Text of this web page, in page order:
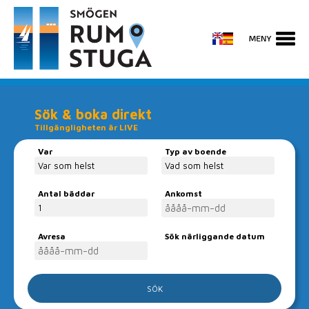
Sök & boka direkt
Tillgängligheten är LIVE
Var Typ av boende
Antal bäddar Ankomst
Avresa Sök närliggande datum
Boka ditt